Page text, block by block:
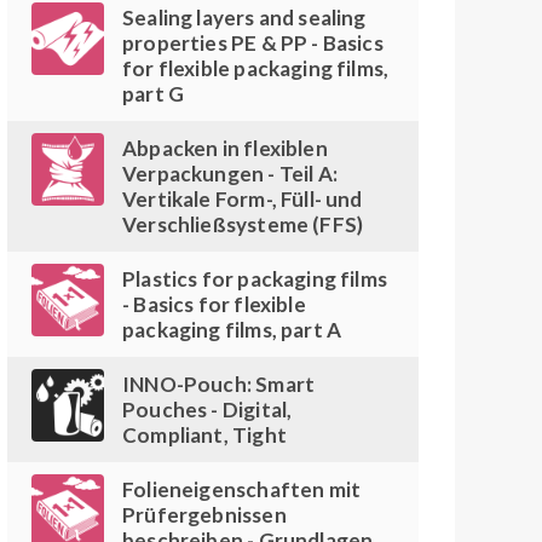
Sealing layers and sealing
properties PE & PP - Basics
for flexible packaging films,
part G
Abpacken in flexiblen
Verpackungen - Teil A:
Vertikale Form-, Füll- und
Verschließsysteme (FFS)
Plastics for packaging films
- Basics for flexible
packaging films, part A
INNO-Pouch: Smart
Pouches - Digital,
Compliant, Tight
Folieneigenschaften mit
Prüfergebnissen